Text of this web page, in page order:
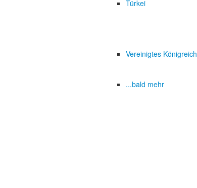
Türkei
Vereinigtes Königreich
...bald mehr